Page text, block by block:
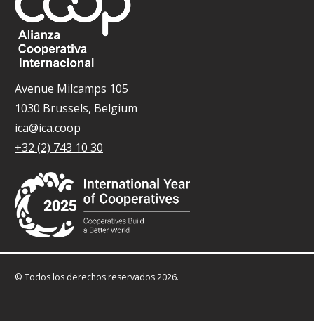
Avenue Milcamps 105
1030 Brussels, Belgium
ica@ica.coop
+32 (2) 743 10 30
© Todos los derechos reservados 2026.